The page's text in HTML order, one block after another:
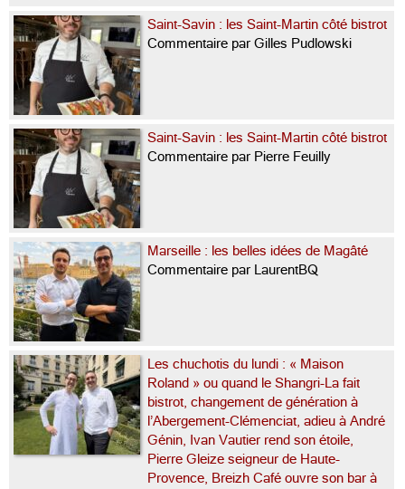
Saint-Savin : les Saint-Martin côté bistrot
Commentaire par Gilles Pudlowski
Saint-Savin : les Saint-Martin côté bistrot
Commentaire par Pierre Feuilly
Marseille : les belles idées de Magâté
Commentaire par LaurentBQ
Les chuchotis du lundi : « Maison
Roland » ou quand le Shangri-La fait
bistrot, changement de génération à
l’Abergement-Clémenciat, adieu à André
Génin, Ivan Vautier rend son étoile,
Pierre Gleize seigneur de Haute-
Provence, Breizh Café ouvre son bar à